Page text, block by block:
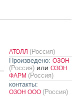
АТОЛЛ (Россия)
Произведено: ОЗОН
(Россия) или ОЗОН
ФАРМ (Россия)
контакты:
ОЗОН ООО (Россия)